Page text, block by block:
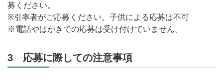
募ください。
※引率者がご応募ください。子供による応募は不可
※電話やはがきでの応募は受け付けていません。
3 応募に際しての注意事項